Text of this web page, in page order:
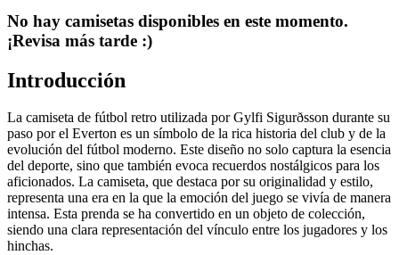
No hay camisetas disponibles en este momento.
¡Revisa más tarde :)
Introducción
La camiseta de fútbol retro utilizada por Gylfi Sigurðsson durante su
paso por el Everton es un símbolo de la rica historia del club y de la
evolución del fútbol moderno. Este diseño no solo captura la esencia
del deporte, sino que también evoca recuerdos nostálgicos para los
aficionados. La camiseta, que destaca por su originalidad y estilo,
representa una era en la que la emoción del juego se vivía de manera
intensa. Esta prenda se ha convertido en un objeto de colección,
siendo una clara representación del vínculo entre los jugadores y los
hinchas.